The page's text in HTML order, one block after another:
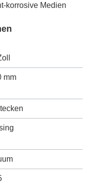
korrosive Medien
mm